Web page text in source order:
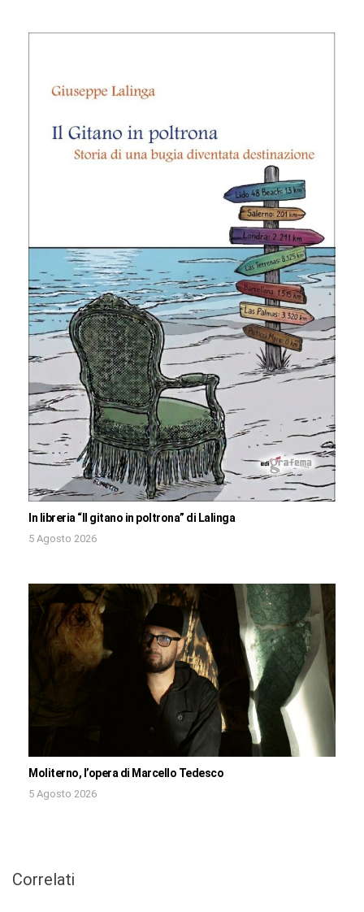
In libreria “Il gitano in poltrona” di Lalinga
5 Agosto 2026
Moliterno, l’opera di Marcello Tedesco
5 Agosto 2026
Correlati